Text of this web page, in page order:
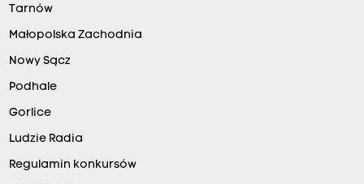
Tarnów
Małopolska Zachodnia
Nowy Sącz
Podhale
Gorlice
Ludzie Radia
Regulamin konkursów